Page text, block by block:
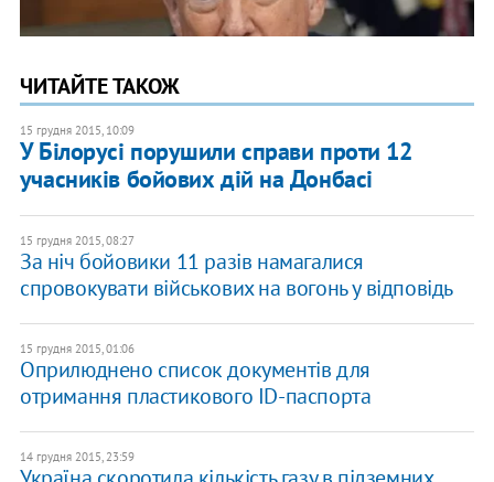
ЧИТАЙТЕ ТАКОЖ
15 грудня 2015, 10:09
У Білорусі порушили справи проти 12
учасників бойових дій на Донбасі
15 грудня 2015, 08:27
За ніч бойовики 11 разів намагалися
спровокувати військових на вогонь у відповідь
15 грудня 2015, 01:06
Оприлюднено список документів для
отримання пластикового ID-паспорта
14 грудня 2015, 23:59